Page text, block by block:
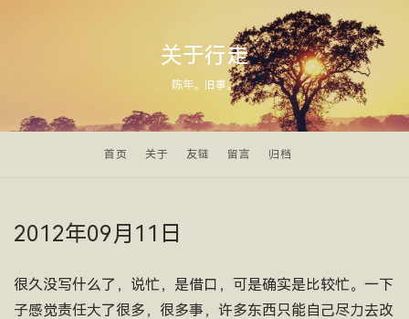
关于行走
陈年。旧事。
首页 关于 友链 留言 归档
2012年09月11日
很久没写什么了，说忙，是借口，可是确实是比较忙。一下
子感觉责任大了很多，很多事，许多东西只能自己尽力去改